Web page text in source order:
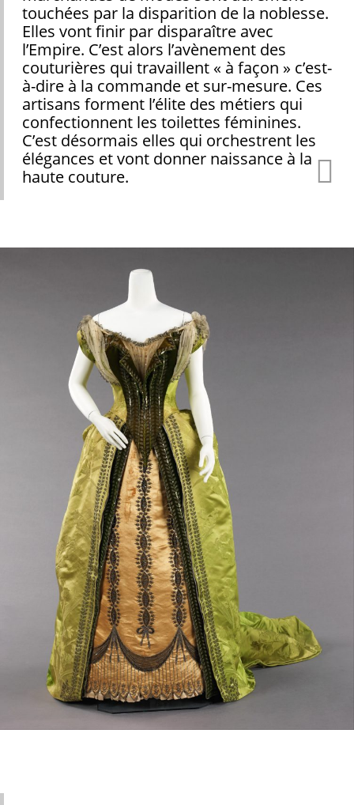
touchées par la disparition de la noblesse.
Elles vont finir par disparaître avec
l’Empire. C’est alors l’avènement des
couturières qui travaillent « à façon » c’est-
à-dire à la commande et sur-mesure. Ces
artisans forment l’élite des métiers qui
confectionnent les toilettes féminines.
C’est désormais elles qui orchestrent les
élégances et vont donner naissance à la
haute couture.